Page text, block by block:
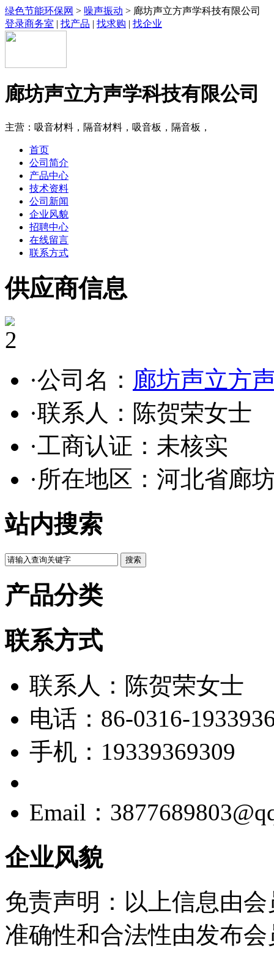
绿色节能环保网 > 噪声振动 > 廊坊声立方声学科技有限公司
登录商务室 | 找产品 | 找求购 | 找企业
廊坊声立方声学科技有限公司
主营：吸音材料，隔音材料，吸音板，隔音板，
首页
公司简介
产品中心
技术资料
公司新闻
企业风貌
招聘中心
在线留言
联系方式
供应商信息
2
·公司名： 廊坊声立方
·联系人：陈贺荣女士
·工商认证： 未核实
·所在地区：河北省廊
站内搜索
产品分类
联系方式
联系人：陈贺荣女士
电话：86-0316-
手机：19339369309
Email：
企业风貌
免责声明：以上信息由
准确性和合法性由发布